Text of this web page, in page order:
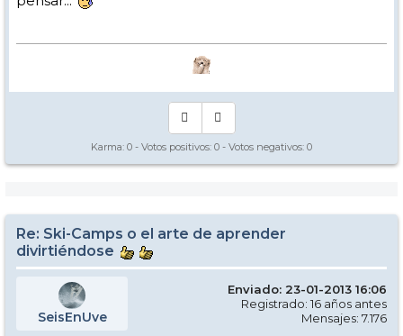
Karma: 0 - Votos positivos: 0 - Votos negativos: 0
Re: Ski-Camps o el arte de aprender
divirtiéndose
SeisEnUve
Enviado: 23-01-2013 16:06
Registrado: 16 años antes
Mensajes: 7.176